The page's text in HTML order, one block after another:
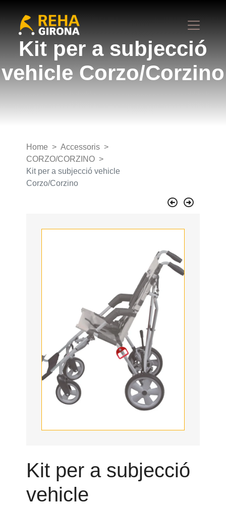
Kit per a subjecció
vehicle Corzo/Corzino
Home
Accessoris
CORZO/CORZINO
Kit per a subjecció vehicle
Corzo/Corzino
Kit per a subjecció
vehicle